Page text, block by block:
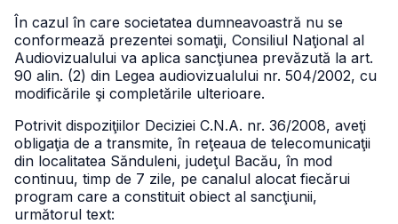
În cazul în care societatea dumneavoastră nu se
conformează prezentei somaţii, Consiliul Naţional al
Audiovizualului va aplica sancţiunea prevăzută la art.
90 alin. (2) din Legea audiovizualului nr. 504/2002, cu
modificările şi completările ulterioare.
Potrivit dispoziţiilor Deciziei C.N.A. nr. 36/2008, aveţi
obligaţia de a transmite, în reţeaua de telecomunicaţii
din localitatea Sănduleni, judeţul Bacău, în mod
continuu, timp de 7 zile, pe canalul alocat fiecărui
program care a constituit obiect al sancţiunii,
următorul text: